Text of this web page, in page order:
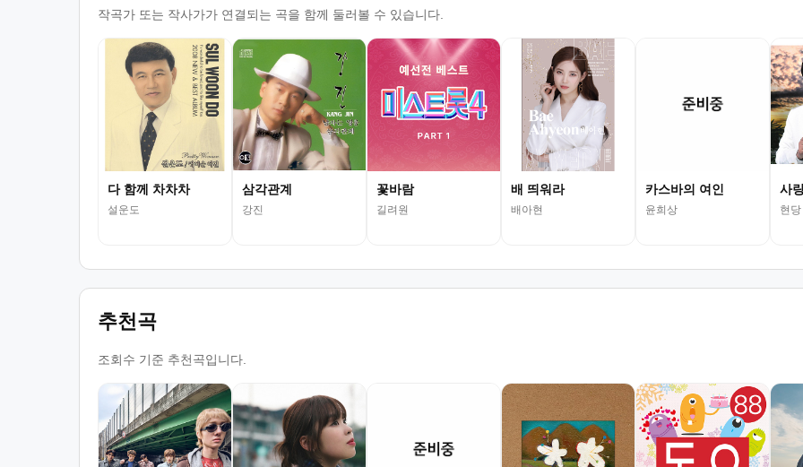
작곡가 또는 작사가가 연결되는 곡을 함께 둘러볼 수 있습니다.
다 함께 차차차
설운도
삼각관계
강진
꽃바람
길려원
배 띄워라
배아현
카스바의 여인
윤희상
사
현당
추천곡
조회수 기준 추천곡입니다.